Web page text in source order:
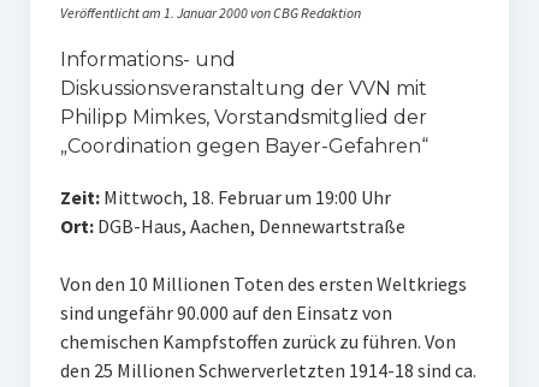
SPENDEN
Veröffentlicht am 1. Januar 2000 von CBG Redaktion
Informations- und
Diskussionsveranstaltung der VVN mit
Philipp Mimkes, Vorstandsmitglied der
„Coordination gegen Bayer-Gefahren“
Zeit:Mittwoch, 18. Februar um 19:00 Uhr
Ort:DGB-Haus, Aachen, Dennewartstraße
Von den 10 Millionen Toten des ersten Weltkriegs
sind ungefähr 90.000 auf den Einsatz von
chemischen Kampfstoffen zurück zu führen. Von
den 25 Millionen Schwerverletzten 1914-18 sind ca.